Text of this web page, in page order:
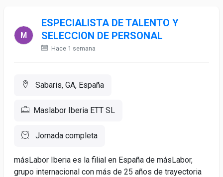
ESPECIALISTA DE TALENTO Y
SELECCION DE PERSONAL
Hace 1 semana
Sabaris, GA, España
Maslabor Iberia ETT SL
Jornada completa
másLabor Iberia es la filial en España de másLabor,
grupo internacional con más de 25 años de trayectoria